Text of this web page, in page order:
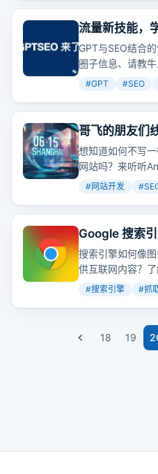
外社交账号运营
源”、不介意做重
和读者都更具吸
流量新技能，
定全网搜索流
GPT与SEO结合
圈子信息、请教
也能轻松搞定全
#GPT #SEO
哥飞的朋友们
告：嘉宾阵容
想知道如何不写
网站吗？来听听
30个站的秘诀。
#网站开发 #
Google 搜索
引、排名等
搜索引擎如何像
供互联网内容？
程，掌握让网站
#搜索引擎 #抓
18 19